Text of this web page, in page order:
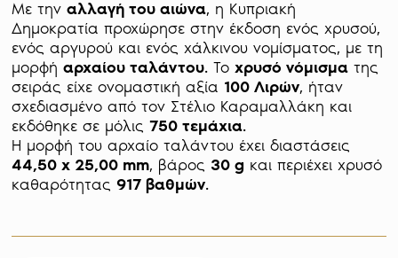
Με την αλλαγή του αιώνα, η Κυπριακή
Δημοκρατία προχώρησε στην έκδοση ενός χρυσού,
ενός αργυρού και ενός χάλκινου νομίσματος, με τη
μορφή αρχαίου ταλάντου. Το χρυσό νόμισμα της
σειράς είχε ονομαστική αξία 100 Λιρών, ήταν
σχεδιασμένο από τον Στέλιο Καραμαλλάκη και
εκδόθηκε σε μόλις 750 τεμάχια.
44,50 x 25,00 mm, βάρος 30 g και περιέχει χρυσό
καθαρότητας 917 βαθμών.